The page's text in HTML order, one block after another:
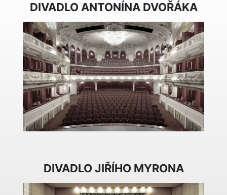
DIVADLO ANTONÍNA DVOŘÁKA
DIVADLO JIŘÍHO MYRONA